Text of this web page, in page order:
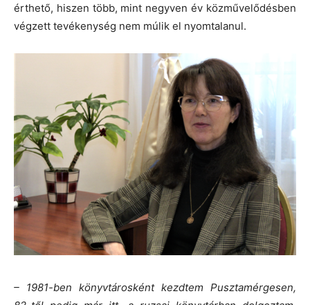
érthető, hiszen több, mint negyven év közművelődésben
végzett tevékenység nem múlik el nyomtalanul.
– 1981-ben könyvtárosként kezdtem Pusztamérgesen,